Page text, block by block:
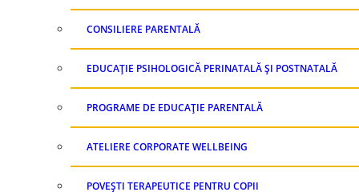
CONSILIERE PARENTALĂ
EDUCAȚIE PSIHOLOGICĂ PERINATALĂ ȘI POSTNATALĂ
PROGRAME DE EDUCAȚIE PARENTALĂ
ATELIERE CORPORATE WELLBEING
POVEȘTI TERAPEUTICE PENTRU COPII